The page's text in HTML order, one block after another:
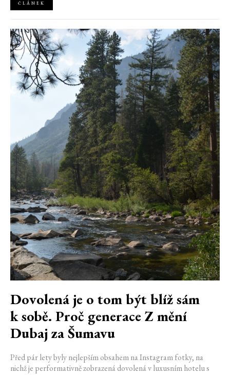
ČLÁNEK
Dovolená je o tom být blíž sám
k sobě. Proč generace Z mění
Dubaj za Šumavu
Před pár lety byly nejlepším obsahem na Instagram fotky, na
nichž je performativně zobrazená dovolená v luxusním hotelu s